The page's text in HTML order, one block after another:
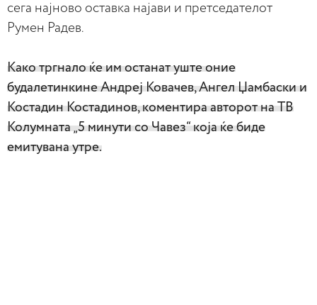
сега најново оставка најави и претседателот
Румен Радев.
Како тргнало ќе им останат уште оние
будалетинкине Андреј Ковачев, Ангел Џамбаски и
Костадин Костадинов, коментира авторот на ТВ
Колумната „5 минути со Чавез“ која ќе биде
емитувана утре.